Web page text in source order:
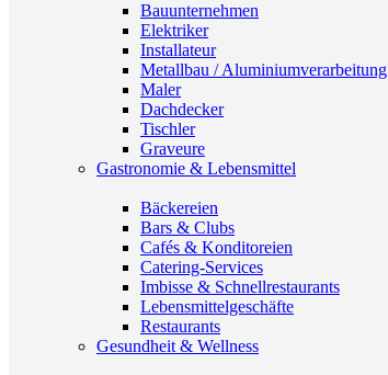
Bauunternehmen
Elektriker
Installateur
Metallbau / Aluminiumverarbeitung
Maler
Dachdecker
Tischler
Graveure
Gastronomie & Lebensmittel
Bäckereien
Bars & Clubs
Cafés & Konditoreien
Catering-Services
Imbisse & Schnellrestaurants
Lebensmittelgeschäfte
Restaurants
Gesundheit & Wellness